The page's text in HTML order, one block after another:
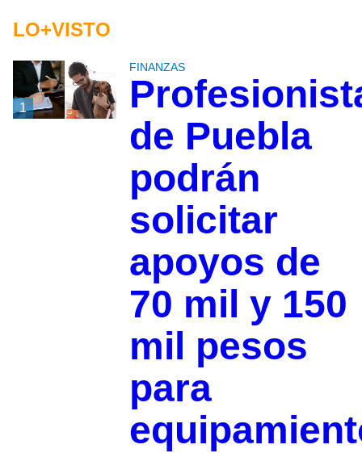
LO+VISTO
1
FINANZAS
de Puebla
podrán
solicitar
apoyos de
70 mil y 150
mil pesos
para